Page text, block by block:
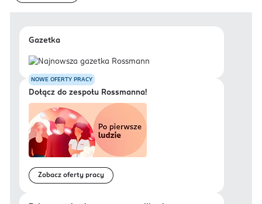
Gazetka
NOWE OFERTY PRACY
Dołącz do zespołu Rossmanna!
Zobacz oferty pracy